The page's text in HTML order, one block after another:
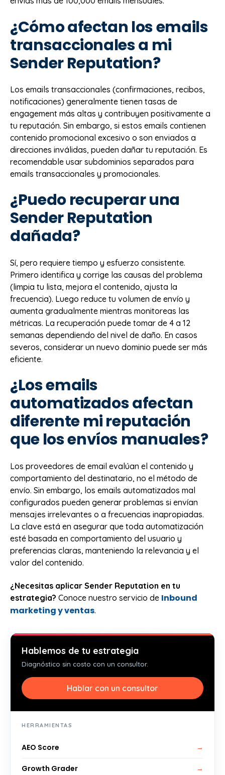
¿Cómo afectan los emails
transaccionales a mi
Sender Reputation?
Los emails transaccionales (confirmaciones, recibos,
notificaciones) generalmente tienen tasas de
engagement más altas y contribuyen positivamente a
tu reputación. Sin embargo, si estos emails contienen
contenido promocional excesivo o son enviados a
direcciones inválidas, pueden dañar tu reputación. Es
recomendable usar subdominios separados para
emails transaccionales y promocionales.
¿Puedo recuperar una
Sender Reputation
dañada?
Sí, pero requiere tiempo y esfuerzo consistente.
Primero identifica y corrige las causas del problema
(limpia tu lista, mejora el contenido, ajusta la
frecuencia). Luego reduce tu volumen de envío y
aumenta gradualmente mientras monitoreas las
métricas. La recuperación puede tomar de 4 a 12
semanas dependiendo del nivel de daño. En casos
severos, considerar un nuevo dominio puede ser más
eficiente.
¿Los emails
automatizados afectan
diferente mi reputación
que los envíos manuales?
Los proveedores de email evalúan el contenido y
comportamiento del destinatario, no el método de
envío. Sin embargo, los emails automatizados mal
configurados pueden generar problemas si envían
mensajes irrelevantes o a frecuencias inapropiadas.
La clave está en asegurar que toda automatización
esté basada en comportamiento del usuario y
preferencias claras, manteniendo la relevancia y el
valor del contenido.
¿Necesitas aplicar Sender Reputation en tu
estrategia? Conoce nuestro servicio de Inbound
marketing y ventas.
Hablemos de tu estrategia
Diagnóstico sin costo con un consultor.
Hablar con un consultor
HERRAMIENTAS
AEO Score →
Growth Grader →